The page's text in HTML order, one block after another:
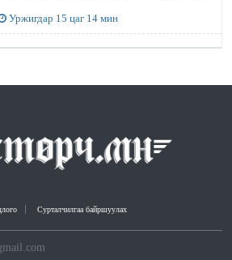
Уржигдар 15 цаг 14 мин
Сурталчилгаа байршуулах